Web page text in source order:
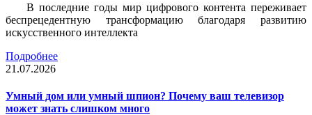
В последние годы мир цифрового контента переживает
беспрецедентную трансформацию благодаря развитию
искусственного интеллекта
Подробнее
21.07.2026
Умный дом или умный шпион? Почему ваш телевизор
может знать слишком много